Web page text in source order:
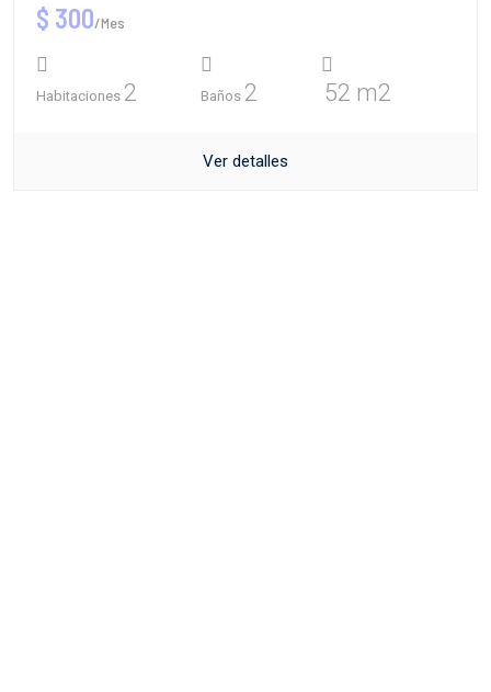
$ 300/Mes
Habitaciones 2 Baños 2 52 m2
Ver detalles